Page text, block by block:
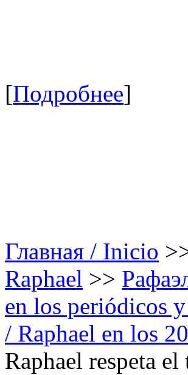
[Подробнее]
Главная / Inicio
Raphael >>
en los periódicos
/ Raphael en los
Raphael respeta